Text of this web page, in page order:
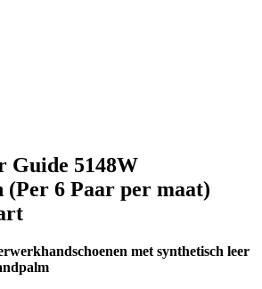
Guide 5148W
(Per 6 Paar per maat)
met synthetisch leer